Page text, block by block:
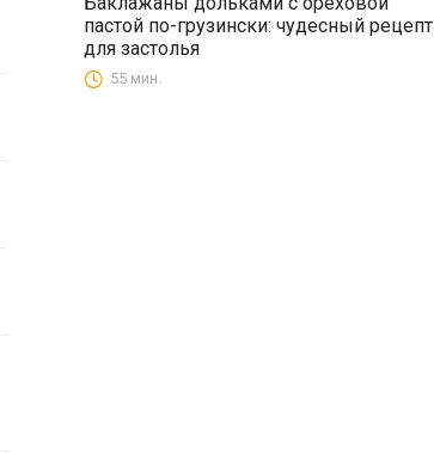
Закуски
пастой по-грузински: чудесный рецепт
для застолья
55 мин.